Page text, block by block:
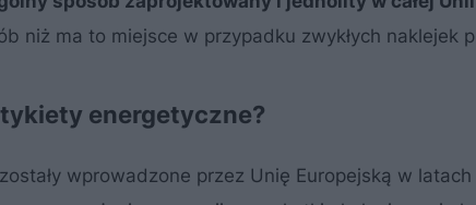
niż ma to miejsce w przypadku zwykłych naklejek
energetyczne?
wprowadzone przez Unię Europejską w